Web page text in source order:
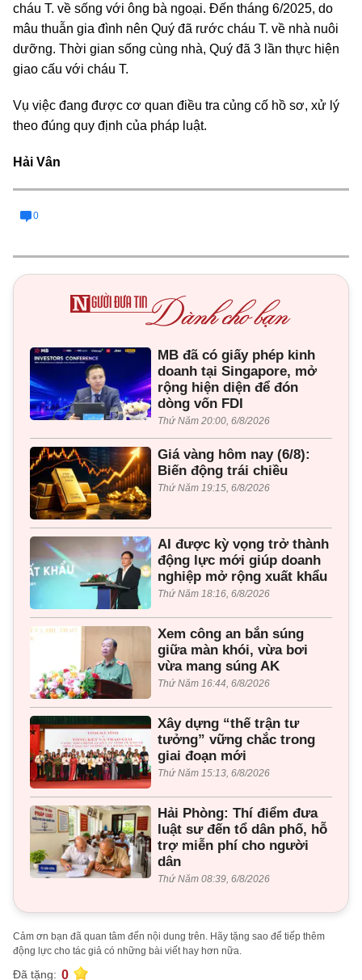
cháu T. về sống với ông bà ngoại. Đến tháng 6/2025, do
mâu thuẫn gia đình nên Quý đã rước cháu T. về nhà nuôi
dưỡng. Thời gian sống cùng nhà, Quý đã 3 lần thực hiện
giao cấu với cháu T.
Vụ việc đang được cơ quan điều tra củng cố hồ sơ, xử lý
theo đúng quy định của pháp luật.
Hải Vân
0
MB đã có giấy phép kinh
doanh tại Singapore, mở
rộng hiện diện để đón
dòng vốn FDI
Thứ Năm 20:00, 6/8/2026
Giá vàng hôm nay (6/8):
Biến động trái chiều
Thứ Năm 19:15, 6/8/2026
AI được kỳ vọng trở thành
động lực mới giúp doanh
nghiệp mở rộng xuất khẩu
Thứ Năm 18:16, 6/8/2026
Xem công an bắn súng
giữa màn khói, vừa bơi
vừa mang súng AK
Thứ Năm 16:44, 6/8/2026
Xây dựng “thế trận tư
tưởng” vững chắc trong
giai đoạn mới
Thứ Năm 15:13, 6/8/2026
Hải Phòng: Thí điểm đưa
luật sư đến tổ dân phố, hỗ
trợ miễn phí cho người
dân
Thứ Năm 08:39, 6/8/2026
Cảm ơn bạn đã quan tâm đến nội dung trên. Hãy tặng sao để tiếp thêm
động lực cho tác giả có những bài viết hay hơn nữa.
Đã tặng: 0